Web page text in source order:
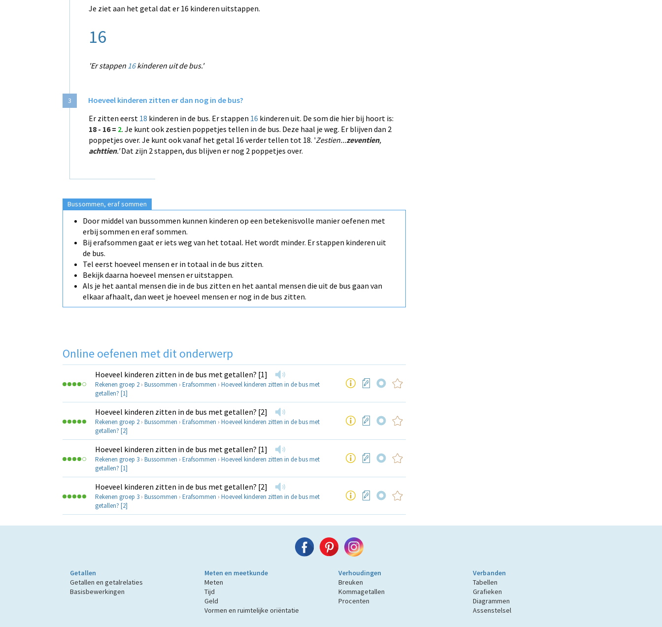
Je ziet aan het getal dat er 16 kinderen uitstappen.
16
'Er stappen 16kinderen uit de bus.'
3
Hoeveel kinderen zitten er dan nog in de bus?
Er zitten eerst 18 kinderen in de bus. Er stappen 16 kinderen uit. De som die hier bij hoort is:
18 - 16 = 2. Je kunt ook zestien poppetjes tellen in de bus. Deze haal je weg. Er blijven dan 2
poppetjes over. Je kunt ook vanaf het getal 16 verder tellen tot 18. 'Zestien...zeventien,
achttien.'Dat zijn 2 stappen, dus blijven er nog 2 poppetjes over.
Bussommen, eraf sommen
Door middel van bussommen kunnen kinderen op een betekenisvolle manier oefenen met
erbij sommen en eraf sommen.
Bij erafsommen gaat er iets weg van het totaal. Het wordt minder. Er stappen kinderen uit
de bus.
Tel eerst hoeveel mensen er in totaal in de bus zitten.
Bekijk daarna hoeveel mensen er uitstappen.
Als je het aantal mensen die in de bus zitten en het aantal mensen die uit de bus gaan van
elkaar afhaalt, dan weet je hoeveel mensen er nog in de bus zitten.
Online oefenen met dit onderwerp
Hoeveel kinderen zitten in de bus met getallen? [1]
Rekenen groep 2 › Bussommen › Erafsommen › Hoeveel kinderen zitten in de bus met
getallen? [1]
Hoeveel kinderen zitten in de bus met getallen? [2]
Rekenen groep 2 › Bussommen › Erafsommen › Hoeveel kinderen zitten in de bus met
getallen? [2]
Hoeveel kinderen zitten in de bus met getallen? [1]
Rekenen groep 3 › Bussommen › Erafsommen › Hoeveel kinderen zitten in de bus met
getallen? [1]
Hoeveel kinderen zitten in de bus met getallen? [2]
Rekenen groep 3 › Bussommen › Erafsommen › Hoeveel kinderen zitten in de bus met
getallen? [2]
Getallen
Getallen en getalrelaties
Basisbewerkingen
Meten en meetkunde
Meten
Tijd
Geld
Vormen en ruimtelijke oriëntatie
Verhoudingen
Breuken
Kommagetallen
Procenten
Verbanden
Tabellen
Grafieken
Diagrammen
Assenstelsel